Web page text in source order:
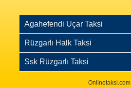
Agahefendi Uçar Taksi
Rüzgarlı Halk Taksi
Ssk Rüzgarlı Taksi
Onlinetaksi.com